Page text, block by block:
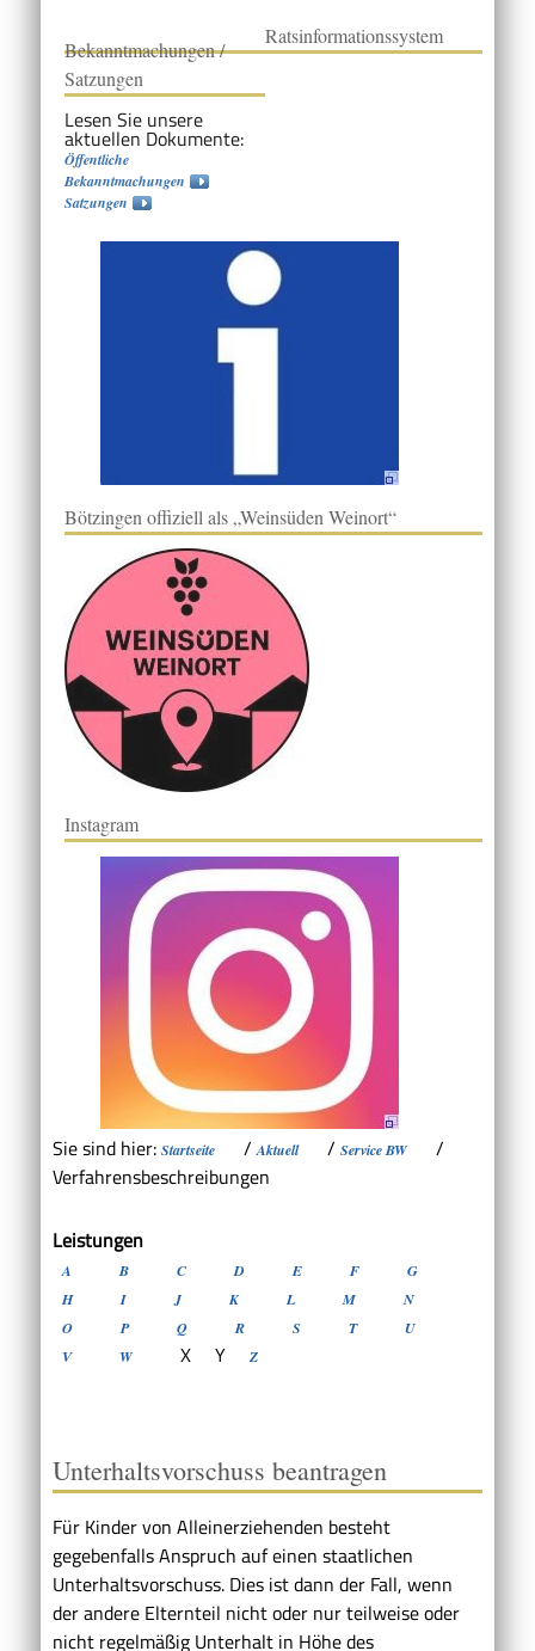
Bekanntmachungen /
Satzungen
Lesen Sie unsere
aktuellen Dokumente:
Öffentliche
Bekanntmachungen
Satzungen
Ratsinformationssystem
Bötzingen offiziell als „Weinsüden Weinort“
Instagram
Sie sind hier: Startseite /Aktuell / Service BW
/
Verfahrensbeschreibungen
Leistungen
A B C D E F
G
H
I J K L M
N
O
P Q R S T
U
V
W X Y Z
Unterhaltsvorschuss beantragen
Für Kinder von Alleinerziehenden besteht
gegebenfalls Anspruch auf einen staatlichen
Unterhaltsvorschuss. Dies ist dann der Fall, wenn
der andere Elternteil nicht oder nur teilweise oder
nicht regelmäßig Unterhalt in Höhe des